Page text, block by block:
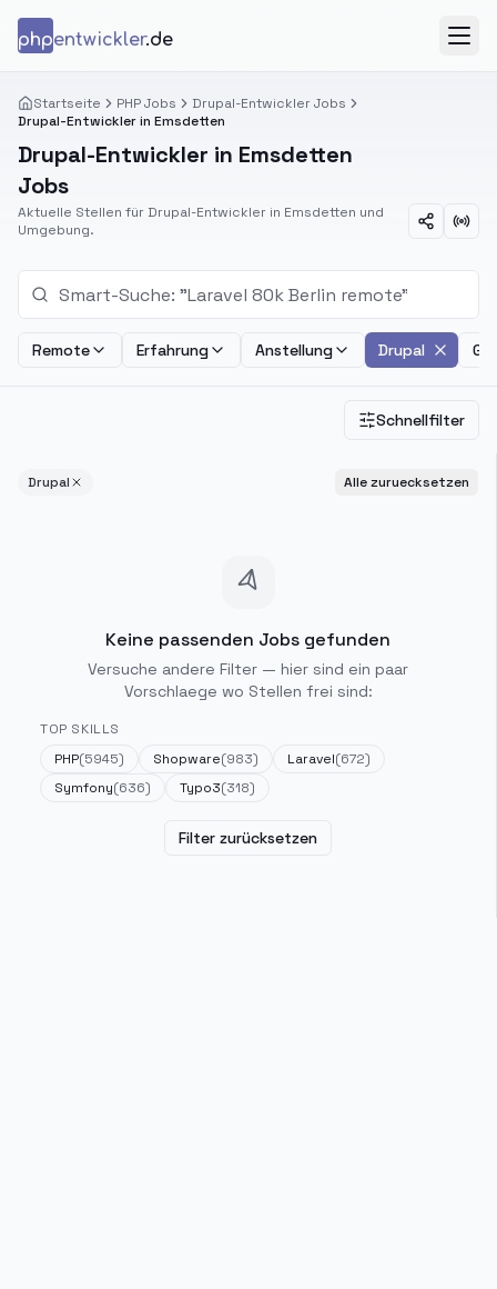
phpentwickler.de
Startseite PHP Jobs
Drupal-Entwickler Jobs
Drupal-Entwickler in Emsdetten
Drupal-Entwickler in Emsdetten
Jobs
Aktuelle Stellen für Drupal-Entwickler in Emsdetten und
Umgebung.
Remote Erfahrung Anstellung Drupal
Schnellfilter
Drupal Alle zuruecksetzen
Keine passenden Jobs gefunden
Versuche andere Filter — hier sind ein paar
Vorschlaege wo Stellen frei sind:
TOP SKILLS
PHP(5945) Shopware(983) Laravel(672)
Symfony(636) Typo3(318)
Filter zurücksetzen